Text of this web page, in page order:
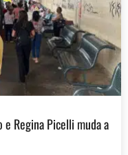
e Regina Picelli muda a